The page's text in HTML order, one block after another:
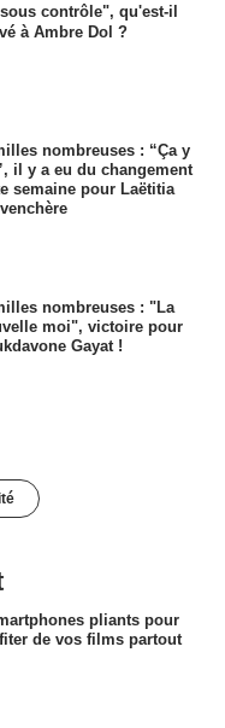
contrôle", qu'est-il
à Ambre Dol ?
nombreuses : “Ça y
il y a eu du changement
semaine pour Laëtitia
nombreuses : "La
moi", victoire pour
Gayat !
pliants pour
de vos films partout